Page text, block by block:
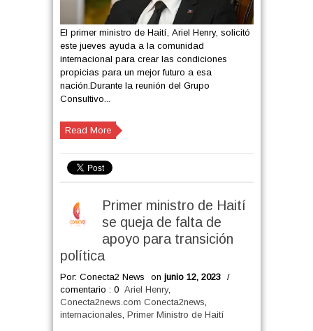
El primer ministro de Haití, Ariel Henry, solicitó
este jueves ayuda a la comunidad
internacional para crear las condiciones
propicias para un mejor futuro a esa
nación.Durante la reunión del Grupo
Consultivo...
Read More
Primer ministro de Haití
se queja de falta de
apoyo para transición
política
Por: Conecta2 News on junio 12, 2023
/
comentario : 0 Ariel Henry,
Conecta2news.com Conecta2news,
internacionales, Primer Ministro de Haití